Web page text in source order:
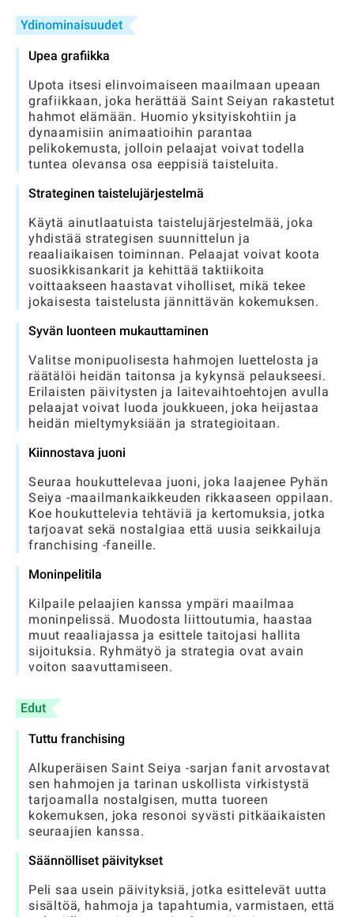
Ydinominaisuudet
Upea grafiikka
Upota itsesi elinvoimaiseen maailmaan upeaan
grafiikkaan, joka herättää Saint Seiyan rakastetut
hahmot elämään. Huomio yksityiskohtiin ja
dynaamisiin animaatioihin parantaa
pelikokemusta, jolloin pelaajat voivat todella
tuntea olevansa osa eeppisiä taisteluita.
Strateginen taistelujärjestelmä
Käytä ainutlaatuista taistelujärjestelmää, joka
yhdistää strategisen suunnittelun ja
reaaliaikaisen toiminnan. Pelaajat voivat koota
suosikkisankarit ja kehittää taktiikoita
voittaakseen haastavat viholliset, mikä tekee
jokaisesta taistelusta jännittävän kokemuksen.
Syvän luonteen mukauttaminen
Valitse monipuolisesta hahmojen luettelosta ja
räätälöi heidän taitonsa ja kykynsä pelaukseesi.
Erilaisten päivitysten ja laitevaihtoehtojen avulla
pelaajat voivat luoda joukkueen, joka heijastaa
heidän mieltymyksiään ja strategioitaan.
Kiinnostava juoni
Seuraa houkuttelevaa juoni, joka laajenee Pyhän
Seiya -maailmankaikkeuden rikkaaseen oppilaan.
Koe houkuttelevia tehtäviä ja kertomuksia, jotka
tarjoavat sekä nostalgiaa että uusia seikkailuja
franchising -faneille.
Moninpelitila
Kilpaile pelaajien kanssa ympäri maailmaa
moninpelissä. Muodosta liittoutumia, haastaa
muut reaaliajassa ja esittele taitojasi hallita
sijoituksia. Ryhmätyö ja strategia ovat avain
voiton saavuttamiseen.
Edut
Tuttu franchising
Alkuperäisen Saint Seiya -sarjan fanit arvostavat
sen hahmojen ja tarinan uskollista virkistystä
tarjoamalla nostalgisen, mutta tuoreen
kokemuksen, joka resonoi syvästi pitkäaikaisten
seuraajien kanssa.
Säännölliset päivitykset
Peli saa usein päivityksiä, jotka esittelevät uutta
sisältöä, hahmoja ja tapahtumia, varmistaen, että